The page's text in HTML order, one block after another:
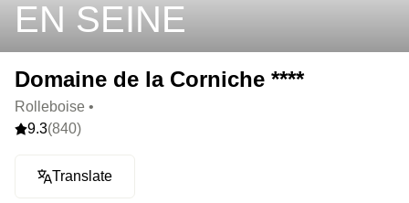
EN SEINE
Domaine de la Corniche ****
Rolleboise •
9.3(840)
Translate